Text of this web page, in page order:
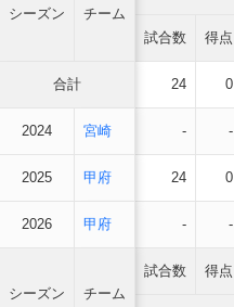
シーズン チーム
試合数 得点
合計 24 0
2024 宮崎 - -
2025 甲府 24 0
2026 甲府 - -
シーズン チーム
試合数 得点